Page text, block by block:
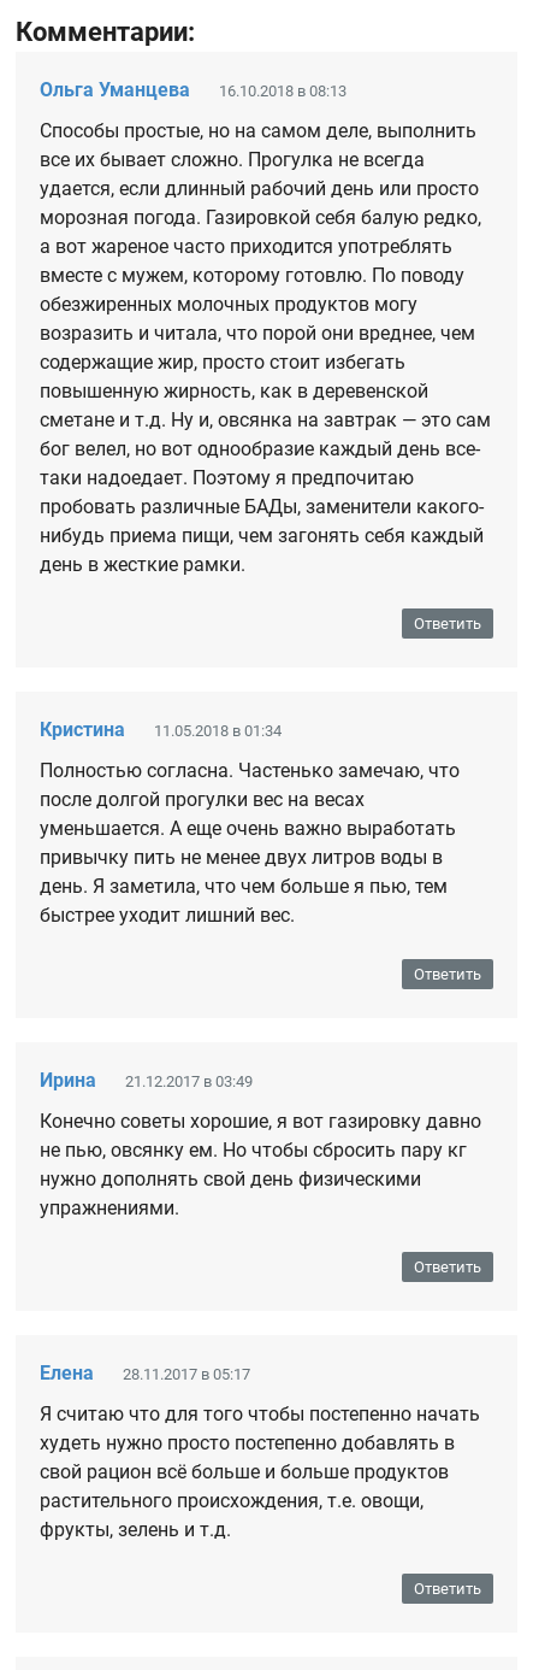
Комментарии:
Ольга Уманцева 16.10.2018 в 08:13
Способы простые, но на самом деле, выполнить
все их бывает сложно. Прогулка не всегда
удается, если длинный рабочий день или просто
морозная погода. Газировкой себя балую редко,
а вот жареное часто приходится употреблять
вместе с мужем, которому готовлю. По поводу
обезжиренных молочных продуктов могу
возразить и читала, что порой они вреднее, чем
содержащие жир, просто стоит избегать
повышенную жирность, как в деревенской
сметане и т.д. Ну и, овсянка на завтрак — это сам
бог велел, но вот однообразие каждый день все-
таки надоедает. Поэтому я предпочитаю
пробовать различные БАДы, заменители какого-
нибудь приема пищи, чем загонять себя каждый
день в жесткие рамки.
Ответить
Кристина 11.05.2018 в 01:34
Полностью согласна. Частенько замечаю, что
после долгой прогулки вес на весах
уменьшается. А еще очень важно выработать
привычку пить не менее двух литров воды в
день. Я заметила, что чем больше я пью, тем
быстрее уходит лишний вес.
Ответить
Ирина 21.12.2017 в 03:49
Конечно советы хорошие, я вот газировку давно
не пью, овсянку ем. Но чтобы сбросить пару кг
нужно дополнять свой день физическими
упражнениями.
Ответить
Елена 28.11.2017 в 05:17
Я считаю что для того чтобы постепенно начать
худеть нужно просто постепенно добавлять в
свой рацион всё больше и больше продуктов
растительного происхождения, т.е. овощи,
фрукты, зелень и т.д.
Ответить